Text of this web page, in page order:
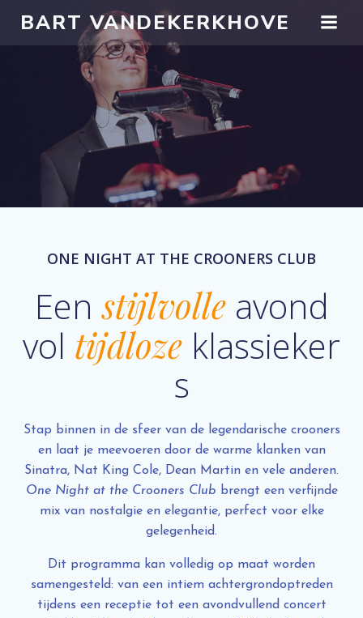
to
content
BART VANDEKERKHOVE
ONE NIGHT AT THE CROONERS CLUB
Eenstijlvolleavond
vol tijdloze klassieker
s
Stap binnen in de sfeer van de legendarische crooners
en laat je meevoeren door de warme klanken van
Sinatra, Nat King Cole, Dean Martin en vele anderen.
One Night at the Crooners Club brengt een verfijnde
mix van nostalgie en elegantie, perfect voor elke
gelegenheid.
Dit programma kan volledig op maat worden
samengesteld: van een intiem achtergrondoptreden
tijdens een receptie tot een avondvullend concert